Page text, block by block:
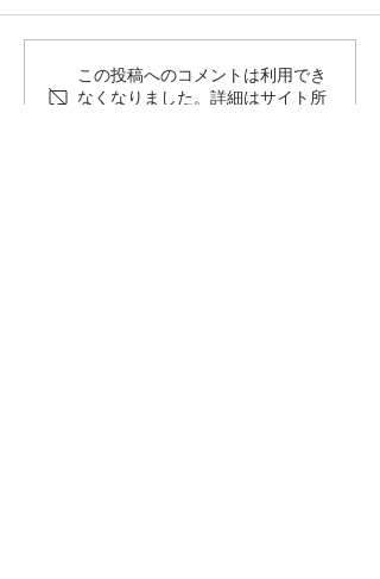
この投稿へのコメントは利用でき
なくなりました。詳細はサイト所